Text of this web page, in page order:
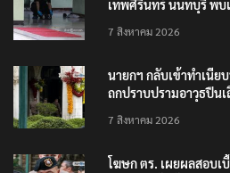
เทพศิรินทร์ นนทบุรี พบ
7 สิงหาคม 2026
นายกฯ กลับเข้าทำเนี
ถกปราบปรามอาวุธปืน
7 สิงหาคม 2026
โฆษก ตร. เผยผลสอบเ